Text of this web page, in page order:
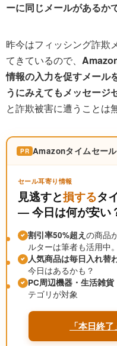
ーに同じメールがあるか
昨今はフィッシング詐欺
てきているので、
情報の入力を促すメール
うにみえてもメッセージ
と詐欺被害に遭うことは
PR Amazonタイムセー
セール耳寄り情報
見逃すと損するタ
― 今日は何が安い
割引率50%超え の商品
ルターは筆者も活用中。
人気商品は毎日入れ替
今日はあるかも？
PC周辺機器・生活雑
テゴリが対象
「本日終